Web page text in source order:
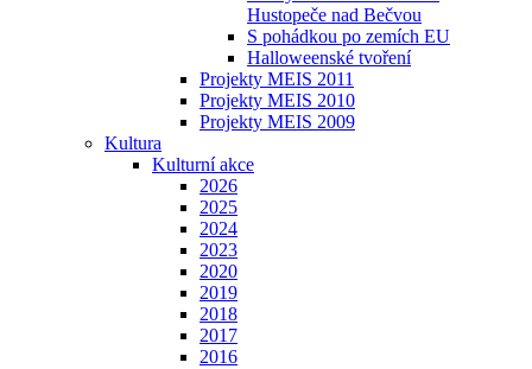
Hustopeče nad Bečvou
S pohádkou po zemích EU
Halloweenské tvoření
Projekty MEIS 2011
Projekty MEIS 2010
Projekty MEIS 2009
Kultura
Kulturní akce
2026
2025
2024
2023
2020
2019
2018
2017
2016